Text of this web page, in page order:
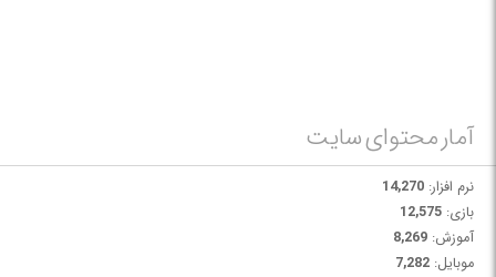
آمار محتوای سایت
نرم افزار: 14,270
بازی: 12,575
آموزش: 8,269
موبایل: 7,282